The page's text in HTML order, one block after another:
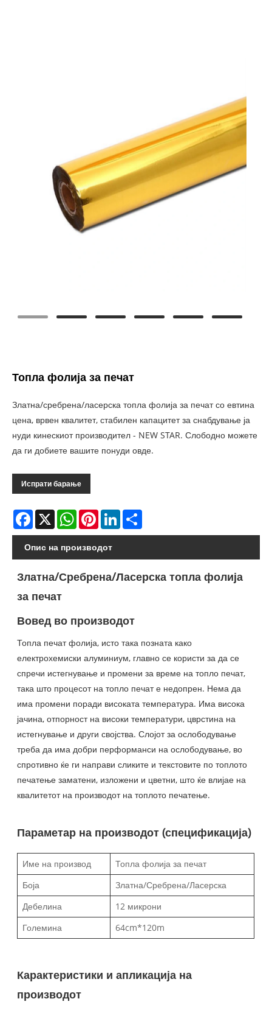
Топла фолија за печат
Златна/сребрена/ласерска топла фолија за печат со евтина
цена, врвен квалитет, стабилен капацитет за снабдување ја
нуди кинескиот производител - NEW STAR. Слободно можете
да ги добиете вашите понуди овде.
Испрати барање
Facebook
X WhatsAppPinterestLinkedIn
Опис на производот
Златна/Сребрена/Ласерска топла фолија
за печат
Вовед во производот
Топла печат фолија, исто така позната како
електрохемиски алуминиум, главно се користи за да се
спречи истегнување и промени за време на топло печат,
така што процесот на топло печат е недопрен. Нема да
има промени поради високата температура. Има висока
јачина, отпорност на високи температури, цврстина на
истегнување и други својства. Слојот за ослободување
треба да има добри перформанси на ослободување, во
спротивно ќе ги направи сликите и текстовите по топлото
печатење заматени, изложени и цветни, што ќе влијае на
квалитетот на производот на топлото печатење.
Параметар на производот (спецификација)
Име на производ
Топла фолија за печат
Боја
Златна/Сребрена/Ласерска
Дебелина
12 микрони
Големина
64cm*120m
Карактеристики и апликација на
производот